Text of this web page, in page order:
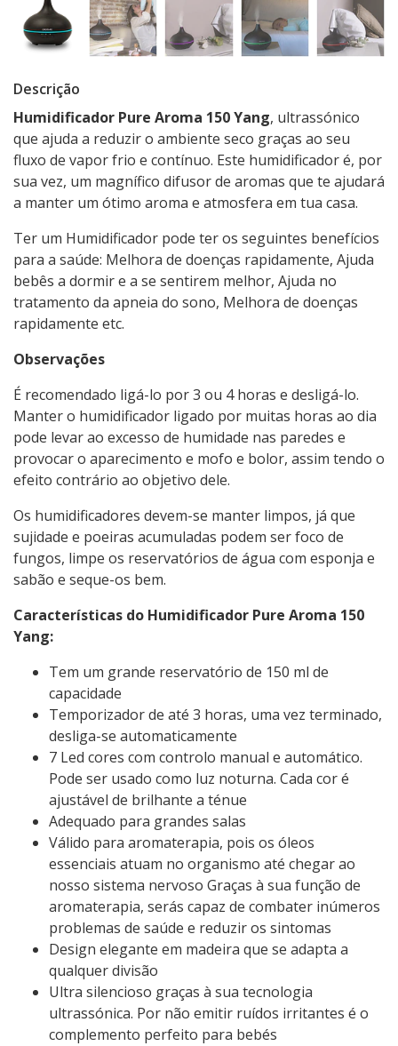
Descrição
Humidificador Pure Aroma 150 Yang, ultrassónico
que ajuda a reduzir o ambiente seco graças ao seu
fluxo de vapor frio e contínuo. Este humidificador é, por
sua vez, um magnífico difusor de aromas que te ajudará
a manter um ótimo aroma e atmosfera em tua casa.
Ter um Humidificador pode ter os seguintes benefícios
para a saúde: Melhora de doenças rapidamente, Ajuda
bebês a dormir e a se sentirem melhor, Ajuda no
tratamento da apneia do sono, Melhora de doenças
rapidamente etc.
Observações
É recomendado ligá-lo por 3 ou 4 horas e desligá-lo.
Manter o humidificador ligado por muitas horas ao dia
pode levar ao excesso de humidade nas paredes e
provocar o aparecimento e mofo e bolor, assim tendo o
efeito contrário ao objetivo dele.
Os humidificadores devem-se manter limpos, já que
sujidade e poeiras acumuladas podem ser foco de
fungos, limpe os reservatórios de água com esponja e
sabão e seque-os bem.
Características do Humidificador Pure Aroma 150
Yang:
Tem um grande reservatório de 150 ml de
capacidade
Temporizador de até 3 horas, uma vez terminado,
desliga-se automaticamente
7 Led cores com controlo manual e automático.
Pode ser usado como luz noturna. Cada cor é
ajustável de brilhante a ténue
Adequado para grandes salas
Válido para aromaterapia, pois os óleos
essenciais atuam no organismo até chegar ao
nosso sistema nervoso Graças à sua função de
aromaterapia, serás capaz de combater inúmeros
problemas de saúde e reduzir os sintomas
Design elegante em madeira que se adapta a
qualquer divisão
Ultra silencioso graças à sua tecnologia
ultrassónica. Por não emitir ruídos irritantes é o
complemento perfeito para bebés